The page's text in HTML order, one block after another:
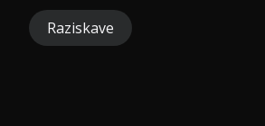
Raziskave